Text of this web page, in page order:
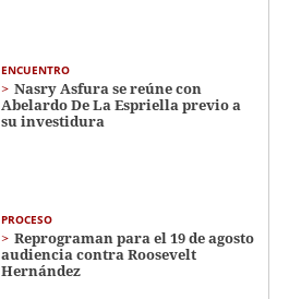
ENCUENTRO
Nasry Asfura se reúne con
Abelardo De La Espriella previo a
su investidura
PROCESO
Reprograman para el 19 de agosto
audiencia contra Roosevelt
Hernández